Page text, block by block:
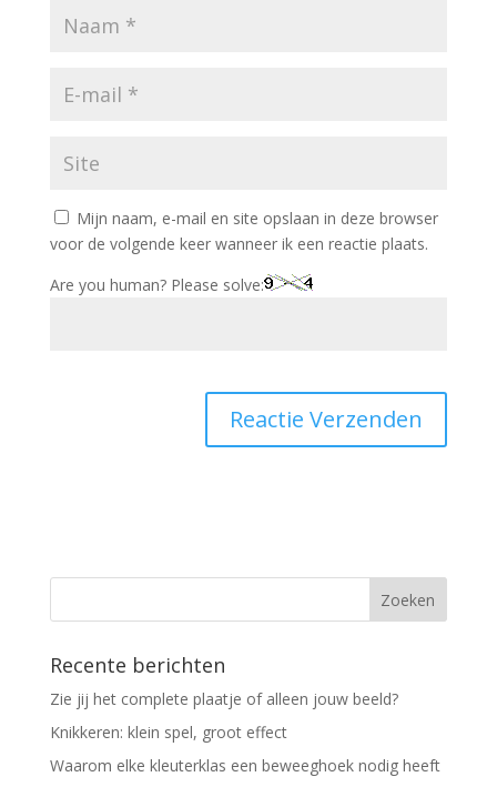
Mijn naam, e-mail en site opslaan in deze browser
voor de volgende keer wanneer ik een reactie plaats.
Are you human? Please solve:
Recente berichten
Zie jij het complete plaatje of alleen jouw beeld?
Knikkeren: klein spel, groot effect
Waarom elke kleuterklas een beweeghoek nodig heeft